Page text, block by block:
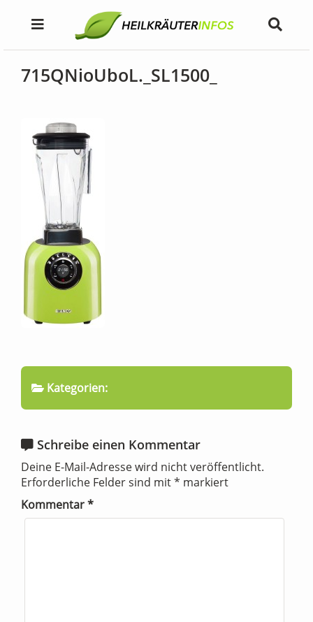
715QNioUboL._SL1500_
Kategorien:
Schreibe einen Kommentar
Deine E-Mail-Adresse wird nicht veröffentlicht.
Erforderliche Felder sind mit* markiert
Kommentar*